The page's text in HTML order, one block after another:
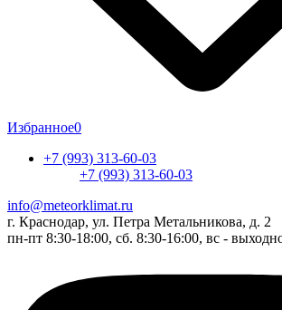
Избранное0
+7 (993) 313-60-03
+7 (993) 313-60-03
info@meteorklimat.ru
г. Краснодар, ул. Петра Метальникова, д. 2
пн-пт 8:30-18:00, сб. 8:30-16:00, вс -